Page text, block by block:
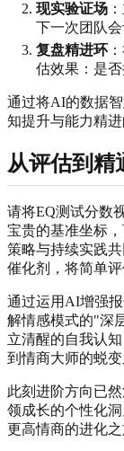
现实验证场
下一次团队
复盘精进环
估效果：是
通过将AI的数据
知提升与能力精
从评估到精
请将EQ测试分数
宝贵的基准坐标
策略与持续实践
催化剂，将简单评
通过运用AI增强
解情感模式的"深
立清醒的自我认
到情商大师的蜕
此刻进阶方向已
领成长的个性化洞
更高情商的进化之